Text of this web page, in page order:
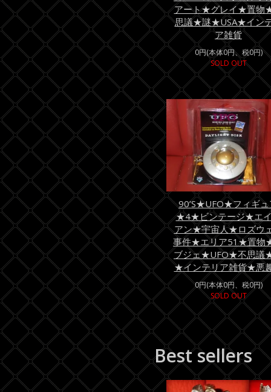
アート★グレイ★置物
思議★謎★USA★イン
ア雑貨
0円(本体0円、税0円)
SOLD OUT
90’S★UFO★フィギュ
★4★ビンテージ★エ
アン★宇宙人★ロズウ
事件★エリア51★置物
ブジェ★UFO★不思議
★インテリア雑貨★悪
0円(本体0円、税0円)
SOLD OUT
Best sellers